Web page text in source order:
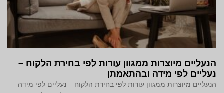
הנעליים מיוצרות ממגוון עורות לפי בחירת הלקוח –
נעליים לפי מידה ובהתאמתן
הנעליים מיוצרות ממגוון עורות לפי בחירת הלקוח – נעליים לפי מידה